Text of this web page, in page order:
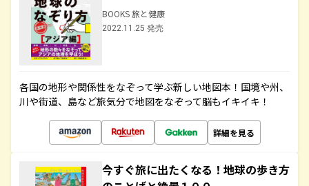
BOOKS 旅と健康
2022.11.25 発売
各国の地形や関係性をなぞって学ぶ新しい地図本！国境や州、
川や街道、島など旅気分で地図をなぞって脳もイキイキ！
詳細を見る
今すぐ旅に出たくなる！地球の歩き方